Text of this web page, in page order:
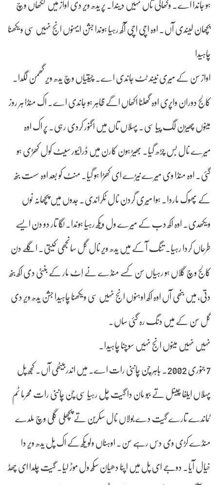
ہو جاندا اے۔ وکھالی تاں نہیں دیندا۔ پر یدھ ویر دی اواز میں لکھاں وچ
پچھان لیندی آں۔ اوہ اچی اچی آکھ رہیا ہوندا جشن ایہنوں انج نہیں سی ویکھنا
چاہیدا
اواز سن کے میری نیند ٹٹ جاندی اے۔ چیتیاں وچ یدھ ویر گھمن لگدا۔
کالج دوران واپری اوہ گھٹنا اکھاں اگے ظاہر ہو جاندی اے۔ اک منڈا ہر روز
مینوں چھیڑن لگ پیا سی۔ پہلاں تاں میں اگنور کردی رہی۔ پر اک اوہ
میرے نال بس چڑھ گیا۔ بھیڑ ہون کارن میں ڈرائیور سیٹ کول کھڑی ہو
گئی۔ اوہ منڈا وی میرے نیڑے ای کھڑا ہو گیا۔ منٹ کو بعد اوہ سست بنھ
کے پھوک ماردا۔ ہوا میری گردن نال ٹکراندی۔ جدوں میں پچھانہ نوں
ویکھدی۔ اوہ اکھ دب کے میرے ول ویکھ رہیا ہوندا۔ لگا تار دو دن ایسے
طرحاں کردا رہیا۔ تنگ آ کے میں یدھ ویر نال گل سانجھی کیتی۔ اگلے دن
کالج وچ گلاں ہو رہیاں سن کسے منڈے نے اِٹ مار کے بنٹی دی اکھ بنھ
دتی، میں بنھی آں اوہ اکھ اوہنوں انج نہیں سی ویکھنا چاہیدا جشن یدھ ویر دی
گل سن کے میں دنگ رہ گئی ساں۔
نہیں نہیں مینوں انج نہیں سوچنا چاہیدا۔
7 جنوری 2002۔ باہر چن چاننی رات اے۔ میں اندربیٹھی آں۔ کجھ پل
پہلاں ایلفا چینل تے ببو مان دا گیت چل رہیا سی چن چاننی رات محرما ٹم
ٹماندے تارے گیت دے بولاں نال سکرین تے پچھلی گلی وچ ملدے
منڈے کڑی وی دس رہے سن۔ اوہناں ولو یکھ کے اک پل یدھ ویر دا
خیال آیا۔ دوجے ای پل میں اپنا دھیان سکھ ول موڑ لیا۔ گیت چلدا ای چھڈ